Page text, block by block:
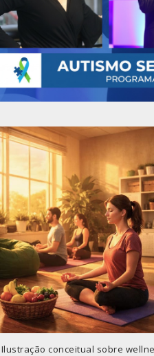
Ilustração conceitual sobre